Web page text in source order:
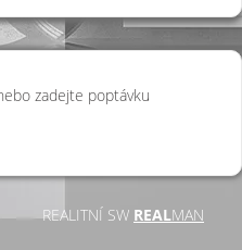
zadejte poptávku
REALITNÍ SW REALMAN